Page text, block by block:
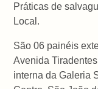
Práticas de
Local.
São 06 painéis
Avenida
interna da Galeria